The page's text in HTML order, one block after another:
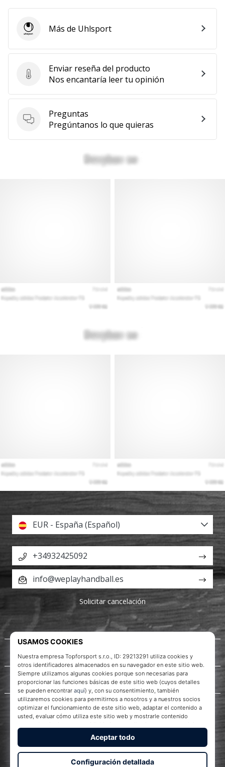
Mostrar
todos
artículos
Enviar reseña del producto
Enviar reseña del producto
Nos encantaría leer tu opinión
Preguntas
Preguntas
Pregúntanos lo que quieras
UhlsportMás de Uhlsport
WePlayHandball.es
Acerca de nosotros
Servicio al cliente
EUR - España (Español)
+34932425092
info@weplayhandball.es
Solicitar cancelación